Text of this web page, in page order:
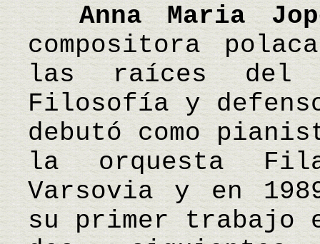
Anna Maria
compositora
las raíces del
Filosofía y
debutó como
la orquesta
Varsovia y en
su primer trabajo